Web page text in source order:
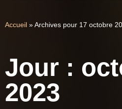
Accueil »Archives pour 17 octobre
Jour :
2023